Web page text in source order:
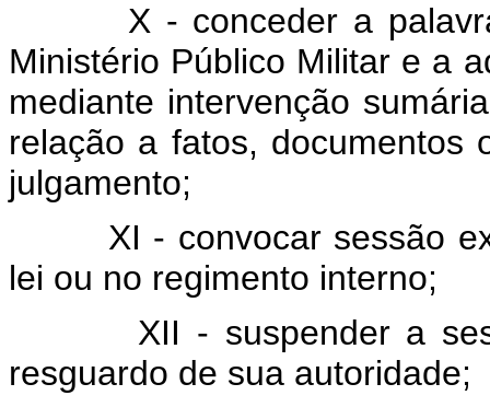
X - conceder a
Ministério Público Militar e a
mediante intervenção
relação a fatos, documentos
julgamento;
XI - convocar sessão
lei ou no regimento interno;
XII - suspender a
resguardo de sua autoridade;